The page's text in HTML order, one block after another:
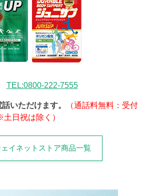
TEL:0800-222-7555
いただけます。
（通話料無料：受付
日祝は除く）
ェイネットストア商品一覧